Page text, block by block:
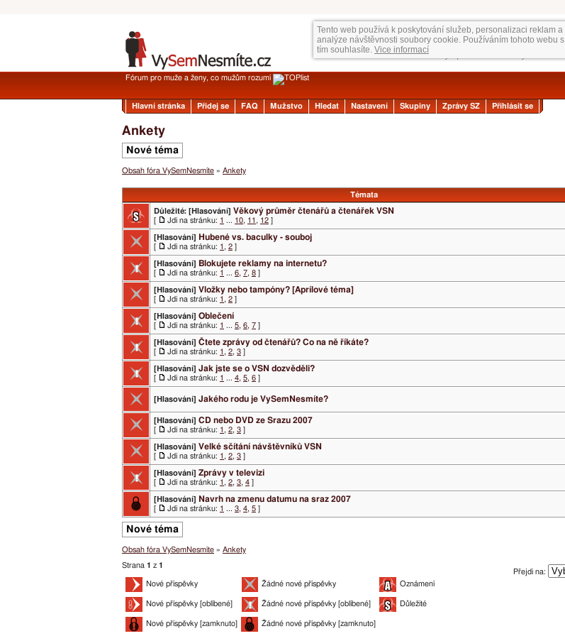
Tento web používá k poskytování služeb, personalizaci reklam a
analýze návštěvnosti soubory cookie. Používáním tohoto webu s
tím souhlasíte. Vice informací
Fórum pro muže a ženy, co mužům rozumí
Hlavní stránka Přidej se FAQ Mužstvo Hledat Nastavení Skupiny Zprávy SZ Přihlásit se
Ankety
Nové téma
Obsah fóra VySemNesmíte » Ankety
Témata
Důležité: [Hlasování] Věkový průměr čtenářů a čtenářek VSN
[ Jdi na stránku: 1 ... 10, 11 , 12 ]
[Hlasování] Hubené vs. baculky - souboj
[ Jdi na stránku: 1 , 2 ]
[Hlasování] Blokujete reklamy na internetu?
[ Jdi na stránku: 1 ... 6, 7, 8 ]
[Hlasování] Vložky nebo tampóny? [Aprílové téma]
[ Jdi na stránku: 1 , 2 ]
[Hlasování] Oblečení
[ Jdi na stránku: 1 ... 5, 6, 7 ]
[Hlasování] Čtete zprávy od čtenářů? Co na ně říkáte?
[ Jdi na stránku: 1 , 2, 3 ]
[Hlasování] Jak jste se o VSN dozvěděli?
[ Jdi na stránku: 1 ... 4, 5, 6 ]
[Hlasování] Jakého rodu je VySemNesmíte?
[Hlasování] CD nebo DVD ze Srazu 2007
[ Jdi na stránku: 1 , 2, 3 ]
[Hlasování] Velké sčítání návštěvníků VSN
[ Jdi na stránku: 1 , 2, 3 ]
[Hlasování] Zprávy v televizi
[ Jdi na stránku: 1 , 2, 3, 4 ]
[Hlasování] Navrh na zmenu datumu na sraz 2007
[ Jdi na stránku: 1 ... 3, 4, 5 ]
Přejdi na:
Nové téma
Obsah fóra VySemNesmíte » Ankety
Strana 1 z 1
Nové příspěvky Žádné nové příspěvky Oznámení
Nové příspěvky [oblíbené] Žádné nové příspěvky [oblíbené] Důležité
Nové příspěvky [zamknuto] Žádné nové příspěvky [zamknuto]